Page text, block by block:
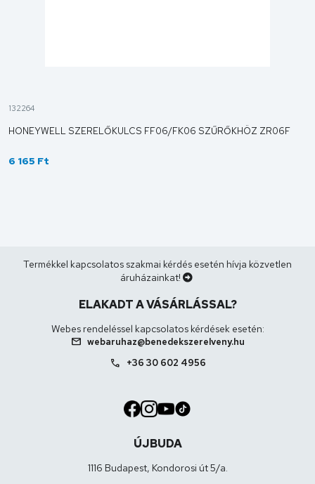
132264
HONEYWELL SZERELŐKULCS FF06/FK06 SZŰRŐKHÖZ ZR06F
6 165 Ft
Termékkel kapcsolatos szakmai kérdés esetén hívja közvetlen
áruházainkat!
ELAKADT A VÁSÁRLÁSSAL?
Webes rendeléssel kapcsolatos kérdések esetén:
mail webaruhaz@benedekszerelveny.hu
call +36 30 602 4956
ÚJBUDA
1116 Budapest, Kondorosi út 5/a.